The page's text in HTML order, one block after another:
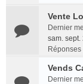
Vente
Dernier
sam. sept.
Réponses
Vends
Dernier